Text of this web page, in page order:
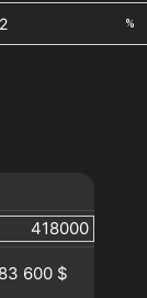
%
83 600 $